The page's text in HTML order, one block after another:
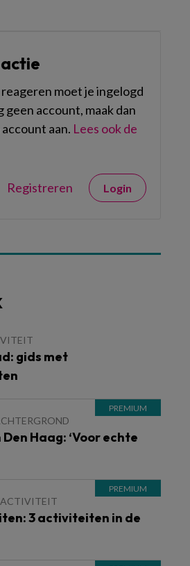
moet je ingelogd
geen account, maak dan
aan. Lees ook de
Registreren Login
gids met
Den Haag: ‘Voor echte
ACTIVITEIT
3 activiteiten in de